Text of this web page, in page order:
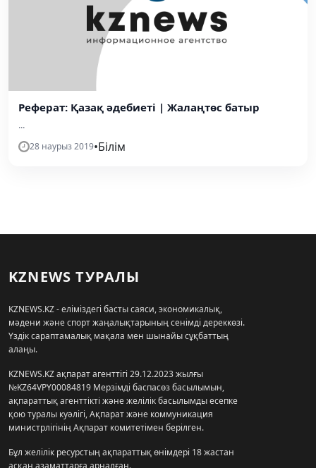
Реферат: Қазақ әдебиеті | Жалаңтөс батыр
...
28 наурыз 2019•Білім
KZNEWS ТУРАЛЫ
KZNEWS.KZ - еліміздегі басты саяси, экономикалық,
мәдени және спорт жаңалықтарының сенімді дереккөзі.
Үздік сараптамалық мақала мен шынайы сұқбаттың
алаңы.
KZNEWS.KZ ақпарат агенттігі 29.12.2023 жылғы
№KZ64VPY00084819 Мерзімді баспасөз басылымын,
ақпараттық агенттікті және желілік басылымды есепке
қою туралы куәлігі, Ақпарат және коммуникация
министрлігінің Ақпарат комитетімен берілген.
Бұл желілік ресурстың ақпараттық өнімдері 18 жастан
асқан азаматтарға арналған.